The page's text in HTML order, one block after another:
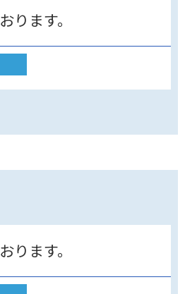
ります。
ります。